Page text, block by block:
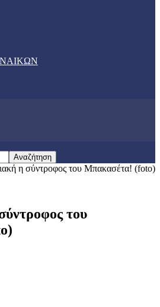
η σύντροφος του Μπακασέτα! (foto)
του